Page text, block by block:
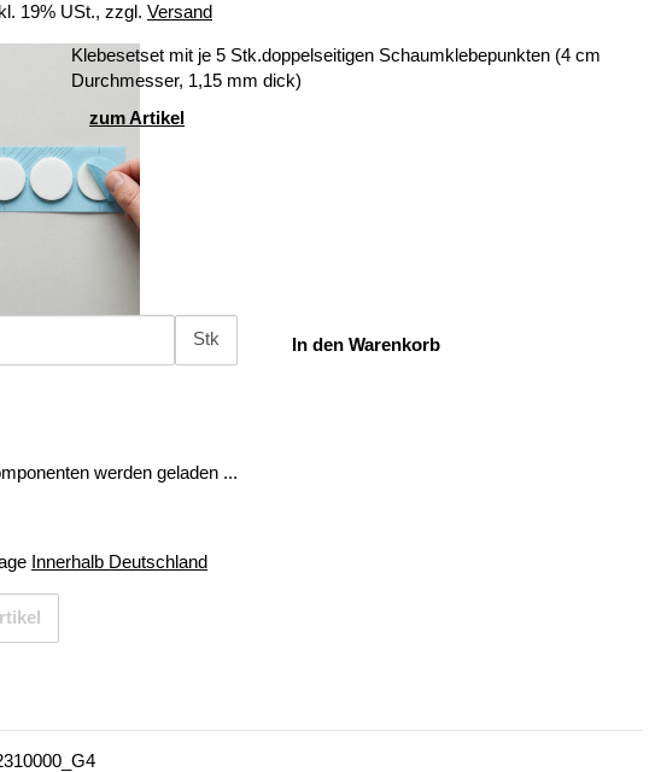
19% USt., zzgl. Versand
Klebesetset mit je 5 Stk.doppelseitigen Schaumklebepunkten (4 cm
Durchmesser, 1,15 mm dick)
zum Artikel
Stk In den Warenkorb
werden geladen ...
Innerhalb Deutschland